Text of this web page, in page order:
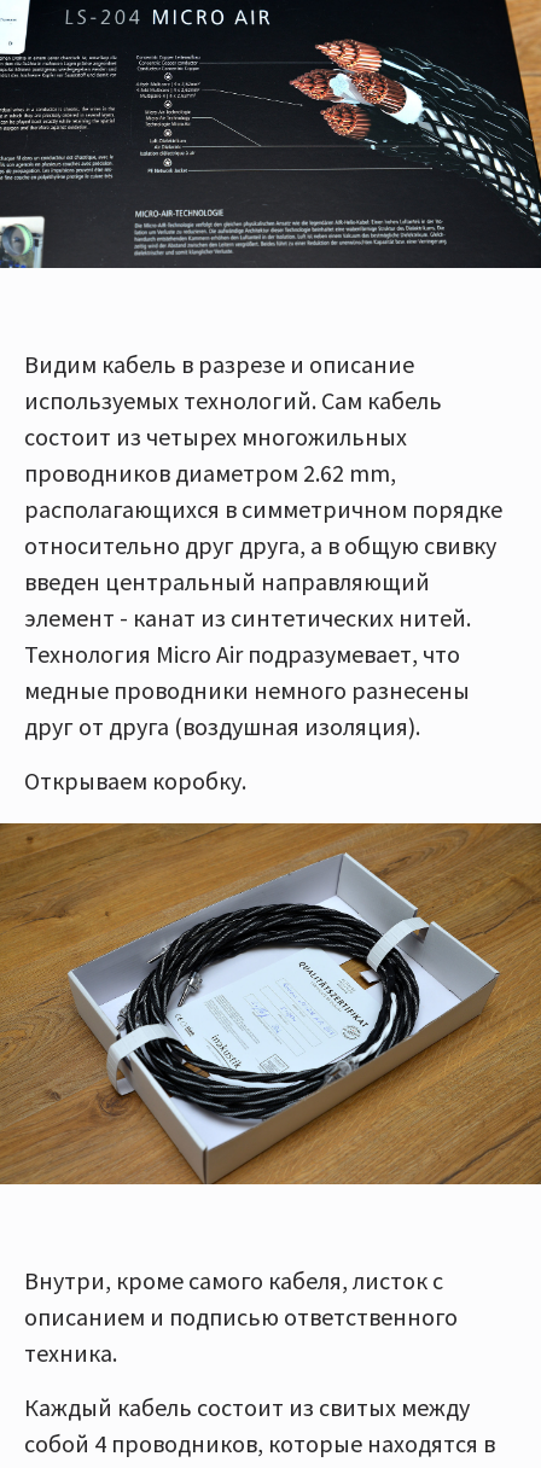
Видим кабель в разрезе и описание
используемых технологий. Сам кабель
состоит из четырех многожильных
проводников диаметром 2.62 mm,
располагающихся в симметричном порядке
относительно друг друга, а в общую свивку
введен центральный направляющий
элемент - канат из синтетических нитей.
Технология Micro Air подразумевает, что
медные проводники немного разнесены
друг от друга (воздушная изоляция).
Открываем коробку.
Внутри, кроме самого кабеля, листок с
описанием и подписью ответственного
техника.
Каждый кабель состоит из свитых между
собой 4 проводников, которые находятся в